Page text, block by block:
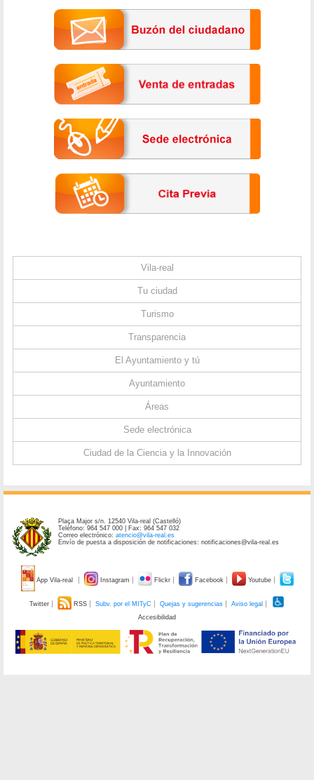
Vila-real
Tu ciudad
Turismo
Transparencia
El Ayuntamiento y tú
Ayuntamiento
Áreas
Sede electrónica
Ciudad de la Ciencia y la Innovación
Plaça Major s/n. 12540 Vila-real (Castelló)
Teléfono: 964 547 000 | Fax: 964 547 032
Correo electrónico:atencio@vila-real.es
Envío de puesta a disposición de notificaciones: notificaciones@vila-real.es
App Vila-real Instagram Flickr Facebook Youtube
Twitter RSS Subv. por el MITyC Quejas y sugerencias
Aviso legal
Accesibilidad